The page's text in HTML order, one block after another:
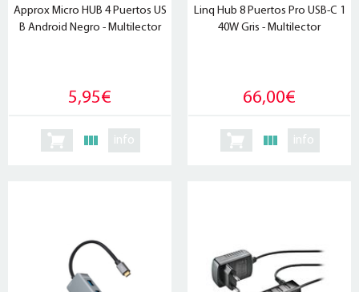
Approx Micro HUB 4 Puertos US
B Android Negro - Multilector
5,95€
info
Linq Hub 8 Puertos Pro USB-C 1
40W Gris - Multilector
66,00€
info